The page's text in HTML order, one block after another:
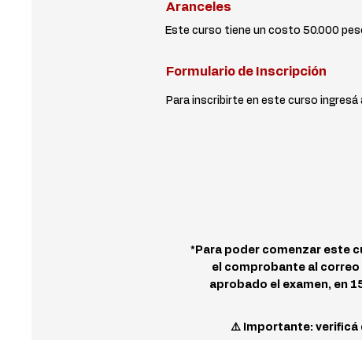
Aranceles
Este curso tiene un costo 50.000
Formulario de Inscripción
Para inscribirte en este curso ingresá
*Para poder comenzar este
el comprobante al correo
aprobado el examen, en
⚠️ Importante: verificá